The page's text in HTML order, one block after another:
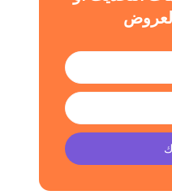
العروض